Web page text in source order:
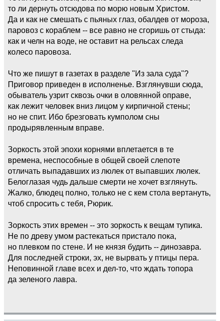
то ли дернуть отсюдова по морю новым Христом.
Да и как не смешать с пьяных глаз, обалдев от мороза,
паровоз с кораблем -- все равно не сгоришь от стыда:
как и челн на воде, не оставит на рельсах следа
колесо паровоза.
Что же пишут в газетах в разделе "Из зала суда"?
Приговор приведен в исполненье. Взглянувши сюда,
обыватель узрит сквозь очки в оловянной оправе,
как лежит человек вниз лицом у кирпичной стены;
но не спит. Ибо брезговать кумполом сны
продырявленным вправе.
Зоркость этой эпохи корнями вплетается в те
времена, неспособные в общей своей слепоте
отличать выпадавших из люлек от выпавших люлек.
Белоглазая чудь дальше смерти не хочет взглянуть.
Жалко, блюдец полно, только не с кем стола вертануть,
чтоб спросить с тебя, Рюрик.
Зоркость этих времен -- это зоркость к вещам тупика.
Не по древу умом растекаться пристало пока,
но плевком по стене. И не князя будить -- динозавра.
Для последней строки, эх, не вырвать у птицы пера.
Неповинной главе всех и дел-то, что ждать топора
да зеленого лавра.